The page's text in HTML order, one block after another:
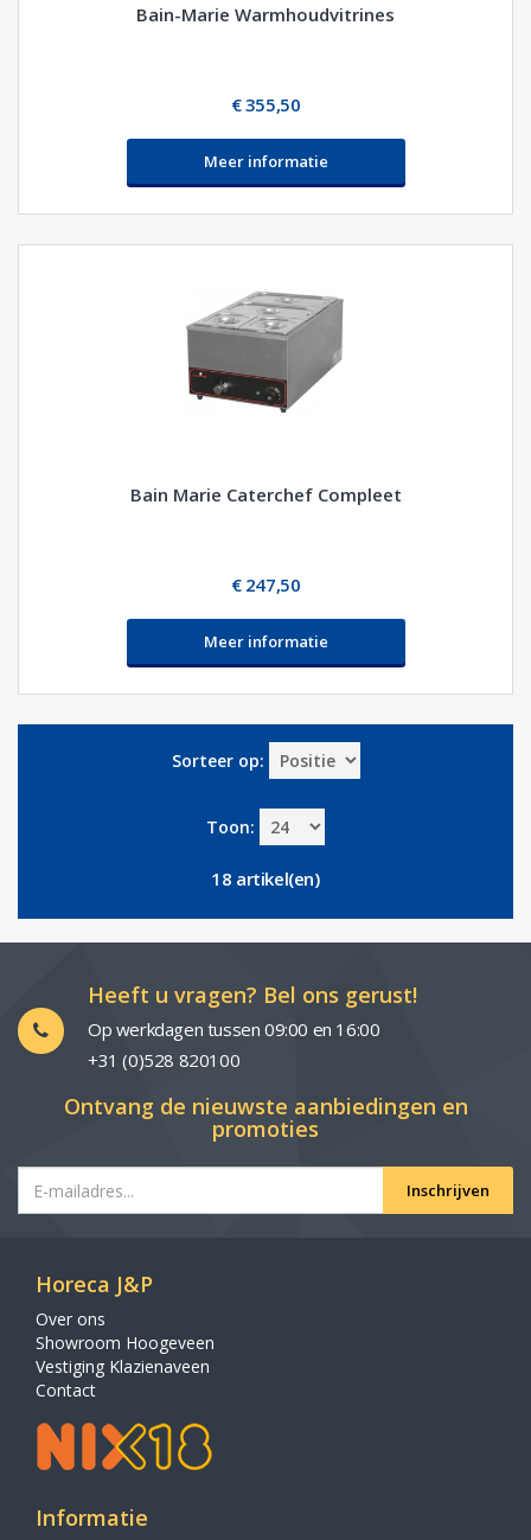
Bain-Marie Warmhoudvitrines
€ 355,50
Meer informatie
Bain Marie Caterchef Compleet
€ 247,50
Meer informatie
Sorteer op:
Toon:
18 artikel(en)
Heeft u vragen? Bel ons gerust!
Op werkdagen tussen 09:00 en 16:00
+31 (0)528 820100
Ontvang de nieuwste aanbiedingen en
promoties
Inschrijven
Horeca J&P
Over ons
Showroom Hoogeveen
Vestiging Klazienaveen
Contact
Informatie